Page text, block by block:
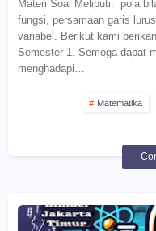
Materi Soal Meliputi: pola
fungsi, persamaan garis
variabel. Berikut kami
Semester 1. Semoga dapat
menghadapi…
Matematika